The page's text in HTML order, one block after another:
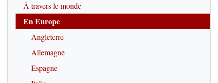
À travers le monde
En Europe
Angleterre
Allemagne
Espagne